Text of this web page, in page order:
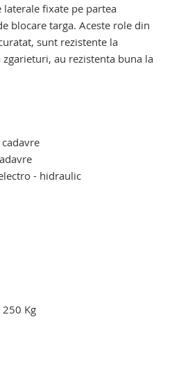
fixate pe partea
blocare targa. Aceste role din
sunt rezistente la
au rezistenta buna la
- hidraulic
Kg